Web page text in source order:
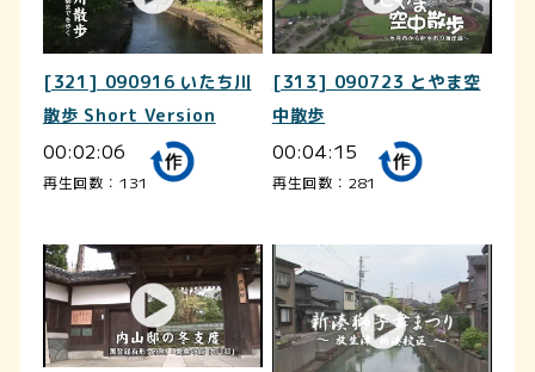
[321] 090916 いたち川
散歩 Short Version
00:02:06
再生回数：131
[313] 090723 とやま空
中散歩
00:04:15
再生回数：281